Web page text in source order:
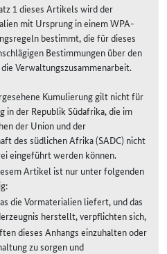
1 dieses Artikels wird der
mit Ursprung in einem WPA-
bestimmt, die für dieses
Bestimmungen über den
Verwaltungszusammenarbeit.
Kumulierung gilt nicht für
in der Republik Südafrika, die im
der Union und der
des südlichen Afrika (SADC) nicht
eingeführt werden können.
Artikel ist nur unter folgenden
die Vormaterialien liefert, und das
herstellt, verpflichten sich,
dieses Anhangs einzuhalten oder
zu sorgen und